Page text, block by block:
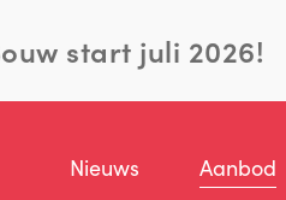
start juli 2026!
Nieuws Aanbod